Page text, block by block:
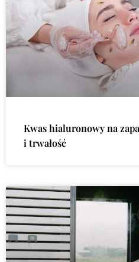
Kwas hialuronowy na
i trwałość